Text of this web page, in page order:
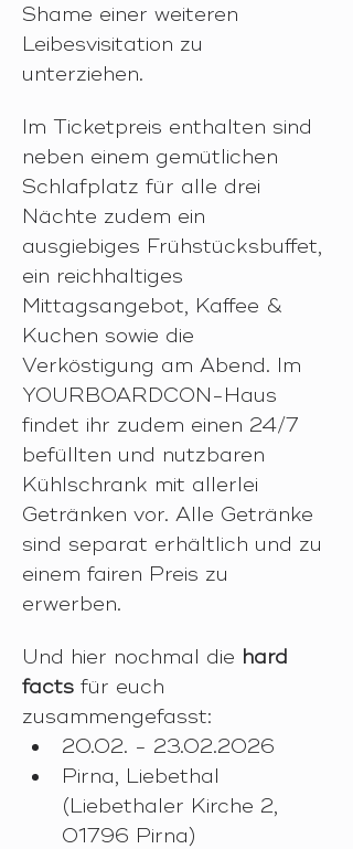
Shame einer weiteren
Leibesvisitation zu
unterziehen.
Im Ticketpreis enthalten sind
neben einem gemütlichen
Schlafplatz für alle drei
Nächte zudem ein
ausgiebiges Frühstücksbuffet,
ein reichhaltiges
Mittagsangebot, Kaffee &
Kuchen sowie die
Verköstigung am Abend. Im
YOURBOARDCON-Haus
findet ihr zudem einen 24/7
befüllten und nutzbaren
Kühlschrank mit allerlei
Getränken vor. Alle Getränke
sind separat erhältlich und zu
einem fairen Preis zu
erwerben.
Und hier nochmal die hard
facts für euch
zusammengefasst:
20.02. - 23.02.2026
Pirna, Liebethal
(Liebethaler Kirche 2,
01796 Pirna)